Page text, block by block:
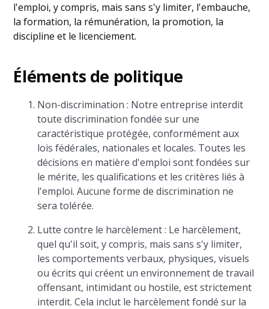
l'emploi, y compris, mais sans s'y limiter, l'embauche,
la formation, la rémunération, la promotion, la
discipline et le licenciement.
Éléments de politique
Non-discrimination : Notre entreprise interdit
toute discrimination fondée sur une
caractéristique protégée, conformément aux
lois fédérales, nationales et locales. Toutes les
décisions en matière d'emploi sont fondées sur
le mérite, les qualifications et les critères liés à
l'emploi. Aucune forme de discrimination ne
sera tolérée.
Lutte contre le harcèlement : Le harcèlement,
quel qu'il soit, y compris, mais sans s'y limiter,
les comportements verbaux, physiques, visuels
ou écrits qui créent un environnement de travail
offensant, intimidant ou hostile, est strictement
interdit. Cela inclut le harcèlement fondé sur la